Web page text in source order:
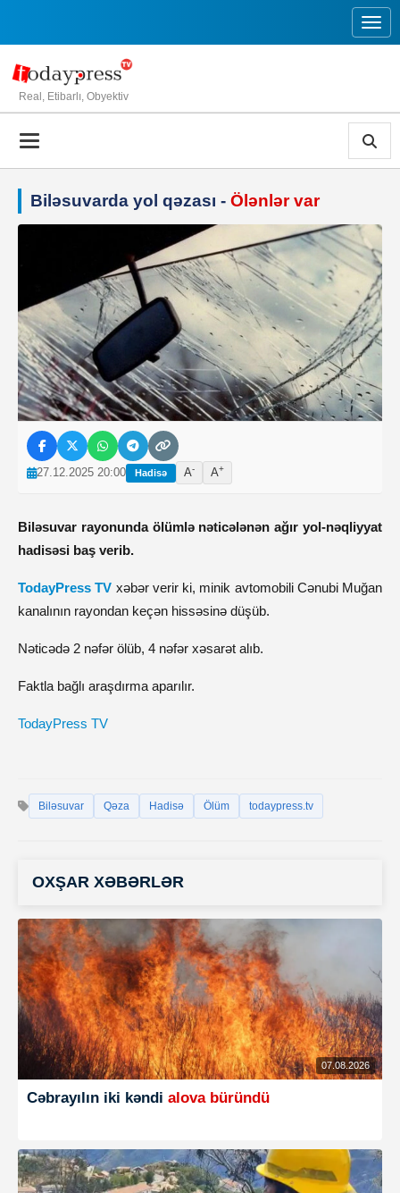
Real, Etibarlı, Obyektiv
Biləsuvarda yol qəzası - Ölənlər var
27.12.2025 20:00 Hadisə A- A+
Biləsuvar rayonunda ölümlə nəticələnən ağır yol-nəqliyyat
hadisəsi baş verib.
TodayPress TV xəbər verir ki, minik avtomobili Cənubi Muğan
kanalının rayondan keçən hissəsinə düşüb.
Nəticədə 2 nəfər ölüb, 4 nəfər xəsarət alıb.
Faktla bağlı araşdırma aparılır.
TodayPress TV
Biləsuvar Qəza Hadisə Ölüm todaypress.tv
OXŞAR XƏBƏRLƏR
07.08.2026
Cəbrayılın iki kəndi alova büründü